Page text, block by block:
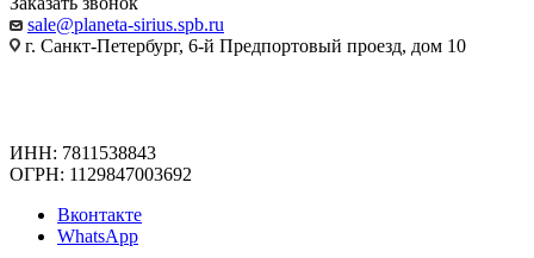
sale@planeta-sirius.spb.ru
г. Санкт-Петербург, 6-й Предпортовый проезд, дом 10
ИНН: 7811538843
ОГРН: 1129847003692
Вконтакте
WhatsApp